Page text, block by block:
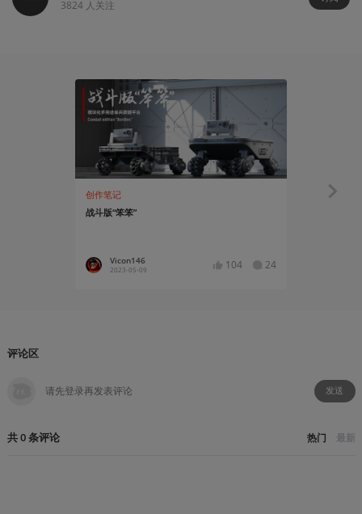
3824 人关注
创作笔记
战斗版“笨笨”
Vicon146
2023-05-09 104 24
有感而发
评论区
发送
共0条评论 热门 最新